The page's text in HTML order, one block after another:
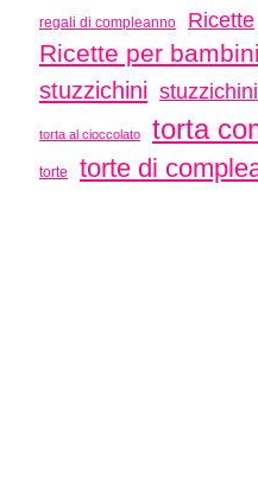
regali di compleanno Ricette
Ricette per bambini
stuzzichini
torta al cioccolato torta
torte torte di